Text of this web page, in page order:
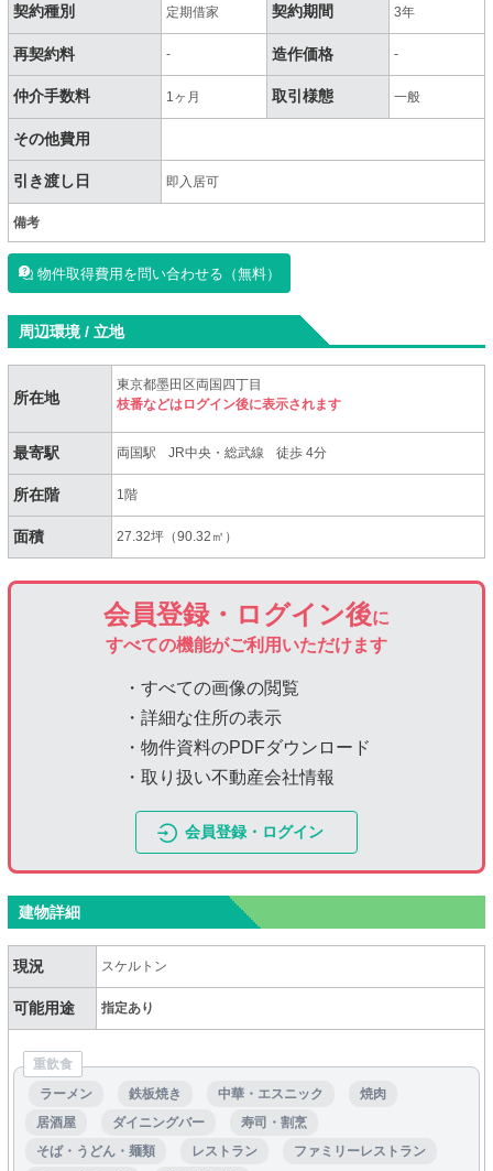
契約種別 定期借家 契約期間 3年
再契約料 - 造作価格 -
仲介手数料 1ヶ月 取引様態 一般
その他費用
引き渡し日 即入居可
備考
物件取得費用を問い合わせる（無料）
周辺環境 / 立地
所在地
東京都墨田区両国四丁目
枝番などはログイン後に表示されます
最寄駅 両国駅 JR中央・総武線 徒歩 4分
所在階 1階
面積 27.32坪（90.32㎡）
会員登録・ログイン後に
すべての機能がご利用いただけます
・すべての画像の閲覧
・詳細な住所の表示
・物件資料のPDFダウンロード
・取り扱い不動産会社情報
会員登録・ログイン
建物詳細
現況 スケルトン
可能用途 指定あり
重飲食
ラーメン
鉄板焼き 中華・エスニック
焼肉
居酒屋
ダイニングバー
寿司・割烹
そば・うどん・麺類
レストラン
ファミリーレストラン